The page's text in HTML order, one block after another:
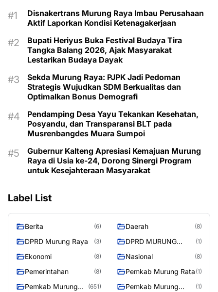
Disnakertrans Murung Raya Imbau Perusahaan
Aktif Laporkan Kondisi Ketenagakerjaan
Bupati Heriyus Buka Festival Budaya Tira
Tangka Balang 2026, Ajak Masyarakat
Lestarikan Budaya Dayak
Sekda Murung Raya: PJPK Jadi Pedoman
Strategis Wujudkan SDM Berkualitas dan
Optimalkan Bonus Demografi
Pendamping Desa Yayu Tekankan Kesehatan,
Posyandu, dan Transparansi BLT pada
Musrenbangdes Muara Sumpoi
Gubernur Kalteng Apresiasi Kemajuan Murung
Raya di Usia ke-24, Dorong Sinergi Program
untuk Kesejahteraan Masyarakat
Label List
Berita (6) Daerah (8)
DPRD Murung Raya (3)
DPRD MURUNG
RAYA
(1)
Ekonomi (8) Nasional (8)
Pemerintahan (8) Pemkab Murung Rata (1)
Pemkab Murung
(651)
Pemkab Murung
(1)